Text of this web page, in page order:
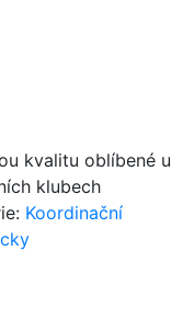
kvalitu oblíbené u
klubech
Koordinační